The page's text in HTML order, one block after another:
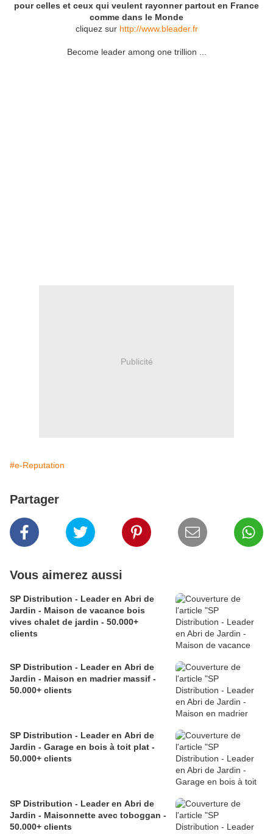
pour celles et ceux qui veulent rayonner partout en France
comme dans le Monde
cliquez sur http://www.bleader.fr
Become leader among one trillion ...
Publicité
#e-Reputation
Partager
Vous aimerez aussi
SP Distribution - Leader en Abri de
Jardin - Maison de vacance bois
vives chalet de jardin - 50.000+
clients
SP Distribution - Leader en Abri de
Jardin - Maison en madrier massif -
50.000+ clients
SP Distribution - Leader en Abri de
Jardin - Garage en bois à toit plat -
50.000+ clients
SP Distribution - Leader en Abri de
Jardin - Maisonnette avec toboggan -
50.000+ clients